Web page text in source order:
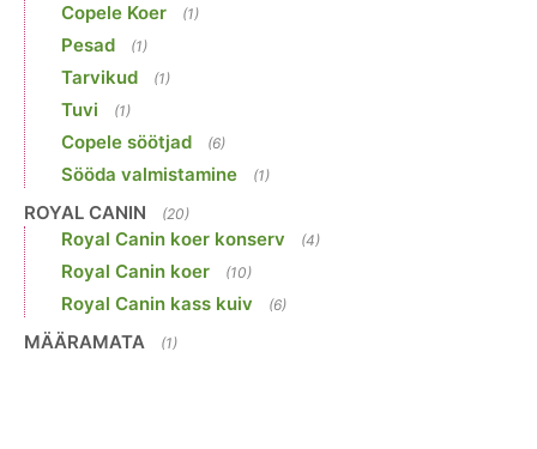
Copele Koer (1)
Pesad (1)
Tarvikud (1)
Tuvi (1)
Copele söötjad (6)
Sööda valmistamine (1)
ROYAL CANIN (20)
Royal Canin koer konserv (4)
Royal Canin koer (10)
Royal Canin kass kuiv (6)
MÄÄRAMATA (1)